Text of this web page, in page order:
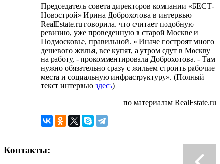
Председатель совета директоров компании «БЕСТ-
Новострой» Ирина Доброхотова в интервью
RealEstate.ru говорила, что считает подобную
ревизию, уже проведенную в старой Москве и
Подмосковье, правильной. « Иначе построят много
дешевого жилья, все купят, а утром едут в Москву
на работу, - прокомментировала Доброхотова. - Там
нужно обязательно сразу с жильем строить рабочие
места и социальную инфраструктуру». (Полный
текст интервью здесь)
по материалам RealEstate.ru
Контакты: